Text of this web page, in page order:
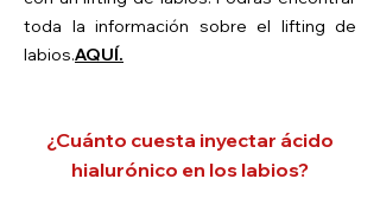
toda la información sobre el lifting de
labios.AQUÍ.
¿Cuánto cuesta inyectar ácido
hialurónico en los labios?